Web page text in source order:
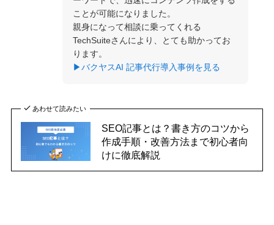
ことが可能になりました。
親身になって相談に乗ってくれる
TechSuiteさんにより、とても助かってお
ります。
▶バクヤスAI 記事代行導入事例を見る
あわせて読みたい
SEO記事とは？書き方のコツから
作成手順・改善方法まで初心者向
けに徹底解説